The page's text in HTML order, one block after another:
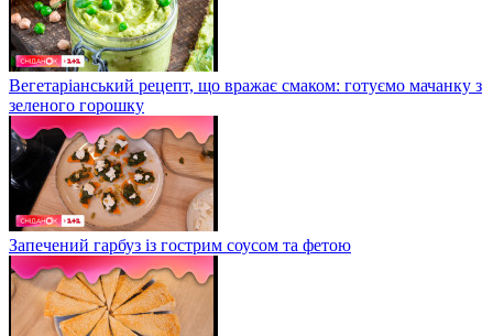
Вегетаріанський рецепт, що вражає смаком: готуємо мачанку з
зеленого горошку
Запечений гарбуз із гострим соусом та фетою